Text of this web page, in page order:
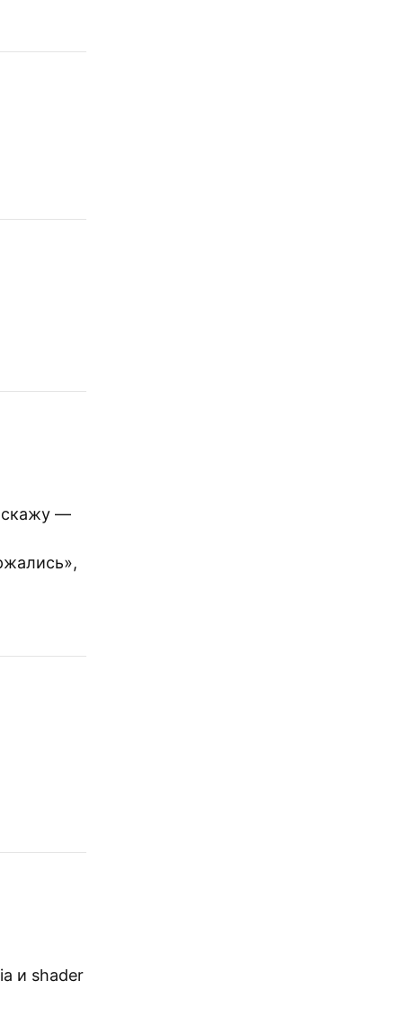
скажу —
и shader